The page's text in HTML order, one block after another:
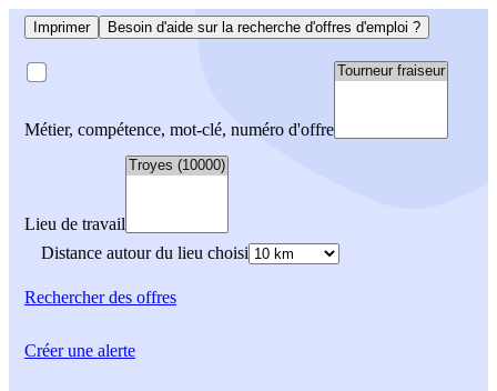
Imprimer Besoin d'aide sur la recherche d'offres d'emploi ?
Métier, compétence, mot-clé, numéro d'offre
Lieu de travail
Distance autour du lieu choisi
Rechercherdes offres
Créer une alerte